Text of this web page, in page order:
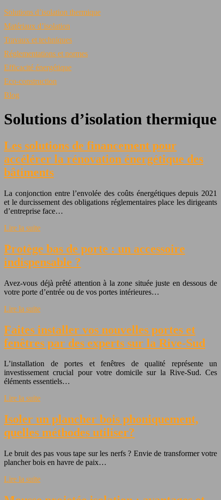
Solutions d’isolation thermique
Matériaux d’isolation
Travaux et techniques
Réglementations et normes
Efficacité énergétique
Eco-construction
Blog
Solutions d’isolation thermique
Les solutions de financement pour
accélérer la rénovation énergétique des
bâtiments
La conjonction entre l’envolée des coûts énergétiques depuis 2021
et le durcissement des obligations réglementaires place les dirigeants
d’entreprise face…
Lire la suite
Protège bas de porte : un accessoire
indispensable ?
Avez-vous déjà prêté attention à la zone située juste en dessous de
votre porte d’entrée ou de vos portes intérieures…
Lire la suite
Faites installer vos nouvelles portes et
fenêtres par des experts sur la Rive-Sud
L’installation de portes et fenêtres de qualité représente un
investissement crucial pour votre domicile sur la Rive-Sud. Ces
éléments essentiels…
Lire la suite
Isoler un plancher bois phoniquement,
quelles méthodes utiliser?
Le bruit des pas vous tape sur les nerfs ? Envie de transformer votre
plancher bois en havre de paix…
Lire la suite